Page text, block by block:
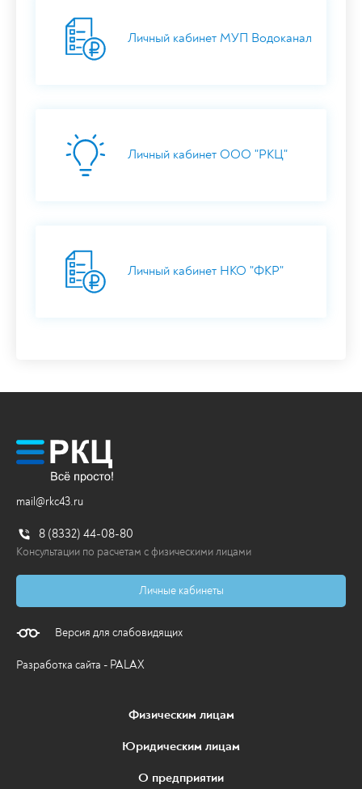
Личный кабинет МУП Водоканал
Личный кабинет ООО "РКЦ"
Личный кабинет НКО "ФКР"
mail@rkc43.ru
8 (8332) 44-08-80
Консультации по расчетам с физическими лицами
Личные кабинеты
Версия для слабовидящих
Разработка сайта - PALAX
Физическим лицам
Юридическим лицам
О предприятии